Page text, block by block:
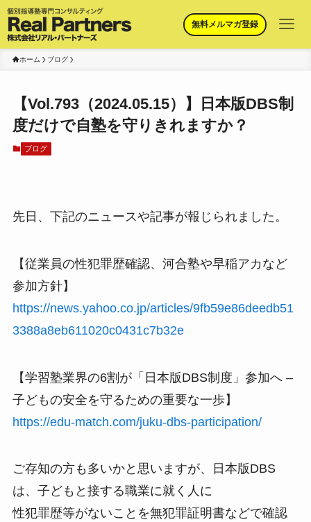
無料メルマガ登録
ホーム ブログ
【Vol.793（2024.05.15）】日本版DBS制
度だけで自塾を守りきれますか？
ブログ
先日、下記のニュースや記事が報じられました。
【従業員の性犯罪歴確認、河合塾や早稲アカなど
参加方針】
https://news.yahoo.co.jp/articles/9fb59e86deedb51
3388a8eb611020c0431c7b32e
【学習塾業界の6割が「日本版DBS制度」参加へ –
子どもの安全を守るための重要な一歩】
https://edu-match.com/juku-dbs-participation/
ご存知の方も多いかと思いますが、日本版DBS
は、子どもと接する職業に就く人に
性犯罪歴等がないことを無犯罪証明書などで確認